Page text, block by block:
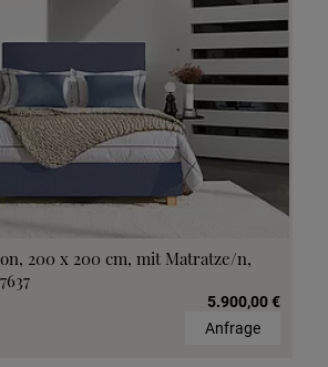
200 x 200 cm, mit Matratze/n,
5.900,00 €
Anfrage